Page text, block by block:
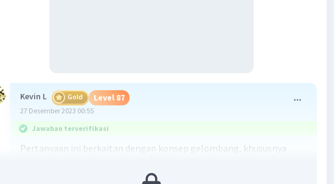
Kevin L Gold Level 87
27 Desember 2023 00:55
Jawaban terverifikasi
Pertanyaan ini berkaitan dengan konsep gelombang, khususnya
yang terjadi dalam satu detik, sedangkan amplitudo adalah tinggi